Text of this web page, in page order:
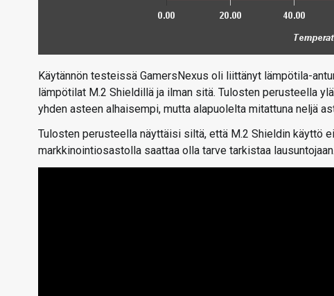
Käytännön testeissä GamersNexus oli liittänyt lämpötila-
lämpötilat M.2 Shieldillä ja ilman sitä. Tulosten perusteella
yhden asteen alhaisempi, mutta alapuolelta mitattuna neljä
Tulosten perusteella näyttäisi siltä, että M.2 Shieldin käyttö
markkinointiosastolla saattaa olla tarve tarkistaa lausuntojaan.